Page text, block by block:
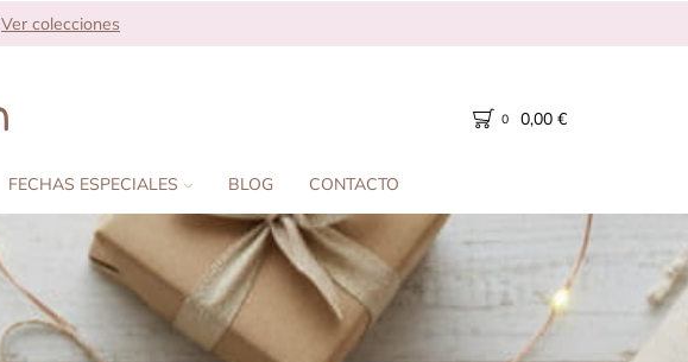
Ver colecciones
0 0,00 €
FECHAS ESPECIALES BLOG CONTACTO